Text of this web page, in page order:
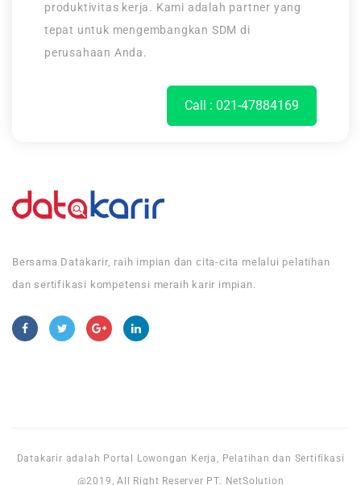
produktivitas kerja. Kami adalah partner yang
tepat untuk mengembangkan SDM di
perusahaan Anda.
Call : 021-47884169
Bersama Datakarir, raih impian dan cita-cita melalui pelatihan
dan sertifikasi kompetensi meraih karir impian.
Datakarir adalah Portal Lowongan Kerja, Pelatihan dan Sertifikasi
@2019, All Right Reserver PT. NetSolution